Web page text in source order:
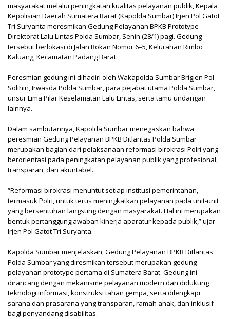
masyarakat melalui peningkatan kualitas pelayanan publik, Kepala
Kepolisian Daerah Sumatera Barat (Kapolda Sumbar) Irjen Pol Gatot
Tri Suryanta meresmikan Gedung Pelayanan BPKB Prototype
Direktorat Lalu Lintas Polda Sumbar, Senin (28/1) pagi. Gedung
tersebut berlokasi di Jalan Rokan Nomor 6–5, Kelurahan Rimbo
Kaluang, Kecamatan Padang Barat.
Peresmian gedung ini dihadiri oleh Wakapolda Sumbar Brigjen Pol
Solihin, Irwasda Polda Sumbar, para pejabat utama Polda Sumbar,
unsur Lima Pilar Keselamatan Lalu Lintas, serta tamu undangan
lainnya.
Dalam sambutannya, Kapolda Sumbar menegaskan bahwa
peresmian Gedung Pelayanan BPKB Ditlantas Polda Sumbar
merupakan bagian dari pelaksanaan reformasi birokrasi Polri yang
berorientasi pada peningkatan pelayanan publik yang profesional,
transparan, dan akuntabel.
“Reformasi birokrasi menuntut setiap institusi pemerintahan,
termasuk Polri, untuk terus meningkatkan pelayanan pada unit-unit
yang bersentuhan langsung dengan masyarakat. Hal ini merupakan
bentuk pertanggungjawaban kinerja aparatur kepada publik,” ujar
Irjen Pol Gatot Tri Suryanta.
Kapolda Sumbar menjelaskan, Gedung Pelayanan BPKB Ditlantas
Polda Sumbar yang diresmikan tersebut merupakan gedung
pelayanan prototype pertama di Sumatera Barat. Gedung ini
dirancang dengan mekanisme pelayanan modern dan didukung
teknologi informasi, konstruksi tahan gempa, serta dilengkapi
sarana dan prasarana yang transparan, ramah anak, dan inklusif
bagi penyandang disabilitas.